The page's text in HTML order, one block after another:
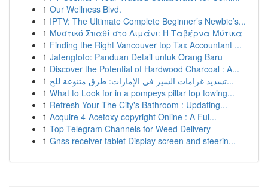
1 Our Wellness Blvd.
1 IPTV: The Ultimate Complete Beginner’s Newbie’s...
1 Μυστικό Σπαθί στο Λιμάνι: Η Ταβέρνα Μύτικα
1 Finding the Right Vancouver top Tax Accountant ...
1 Jatengtoto: Panduan Detail untuk Orang Baru
1 Discover the Potential of Hardwood Charcoal : A...
1
تسديد غرامات السير في الإمارات: طرق متنوعة للج...
1 What to Look for in a pompeys pillar top towing...
1 Refresh Your The City's Bathroom : Updating...
1 Acquire 4-Acetoxy copyright Online : A Ful...
1 Top Telegram Channels for Weed Delivery
1 Gnss receiver tablet Display screen and steerin...